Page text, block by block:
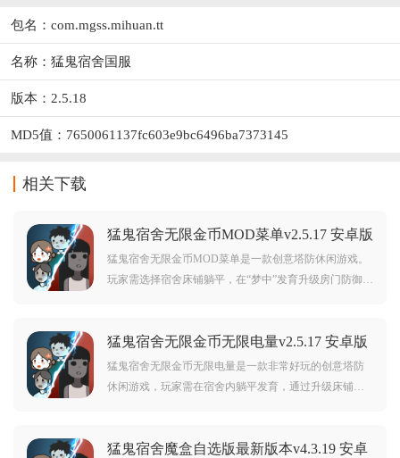
包名：com.mgss.mihuan.tt
名称：猛鬼宿舍国服
版本：2.5.18
MD5值：7650061137fc603e9bc6496ba7373145
相关下载
猛鬼宿舍无限金币MOD菜单v2.5.17 安卓版
猛鬼宿舍无限金币MOD菜单是一款创意塔防休闲游戏。
玩家需选择宿舍床铺躺平，在“梦中”发育升级房门防御、
惊险又搞笑的宿舍保卫战吧！
猛鬼宿舍无限金币无限电量v2.5.17 安卓版
猛鬼宿舍无限金币无限电量是一款非常好玩的创意塔防
休闲游戏，玩家需在宿舍内躺平发育，通过升级床铺获
操作简单，喜欢的话就来下载吧！
猛鬼宿舍魔盒自选版最新版本v4.3.19 安卓